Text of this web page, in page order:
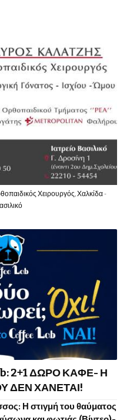
Χειρουργός, Χαλκίδα -
2+1 ΔΩΡΟ ΚΑΦΕ- Η
ΔΕΝ ΧΑΝΕΤΑΙ!
Η στιγμή του θαύματος